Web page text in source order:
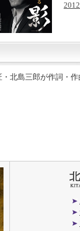
北島三郎が作詞・作